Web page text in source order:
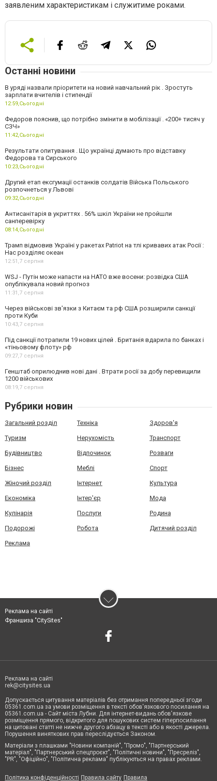
заявленим характеристикам і служитиме роками.
Останні новини
В уряді назвали пріоритети на новий навчальний рік . Зростуть
зарплати вчителів і стипендії
12:59,Сьогодні
Федоров пояснив, що потрібно змінити в мобілізації . «200+ тисяч у
СЗЧ»
11:42,Сьогодні
Результати опитування . Що українці думають про відставку
Федорова та Сирського
10:23,Сьогодні
Другий етап ексгумації останків солдатів Війська Польського
розпочнеться у Львові
09:32,Сьогодні
Антисанітарія в укриттях . 56% шкіл України не пройшли
санперевірку
08:14,Сьогодні
Трамп відмовив Україні у ракетах Patriot на тлі кривавих атак Росії :
Нас розділяє океан
12:51,7 серпня
WSJ - Путін може напасти на НАТО вже восени: розвідка США
опублікувала новий прогноз
11:31,7 серпня
Через військові зв'язки з Китаєм та рф США розширили санкції
проти Куби
10:43,7 серпня
Під санкції потрапили 19 нових цілей . Британія вдарила по банках і
«тіньовому флоту» рф
09:27,7 серпня
Генштаб оприлюднив нові дані . Втрати росії за добу перевищили
1200 військових
08:19,7 серпня
Рубрики новин
Загальний розділ Техніка Здоров'я
Туризм Нерухомість Транспорт
Будівництво Відпочинок Розваги
Бізнес Меблі Спорт
Жіночий розділ Інтернет Культура
Економіка Інтер'єр Мода
Кулінарія Послуги Родина
Подорожі Робота Дитячий розділ
Реклама
Реклама на сайті
Франшиза "CitySites"
Реклама на сайті
rek@citysites.ua
Допускається цитування матеріалів без отримання попередньої згоди
05361.com.ua за умови розміщення в тексті обов'язкового посилання на
05361.com.ua - Сайт міста Лубни. Для інтернет-видань обов'язкове
розміщення прямого, відкритого для пошукових систем гіперпосилання
на цитовані статті не нижче другого абзацу в тексті або в якості джерела.
Порушення виняткових прав переслідується Законом.
Матеріали з плашками "Новини компаній", "Промо", "Партнерський
матеріал", "Партнерський спецпроєкт", "Політичні новини", "Пресреліз",
"PR", "Офіційно", "Політична реклама" публікуються на правах реклами.
Політика конфіденційності Правила сайту Правила